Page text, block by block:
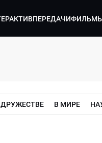
ПЕРЕДАЧИ
В МИРЕ